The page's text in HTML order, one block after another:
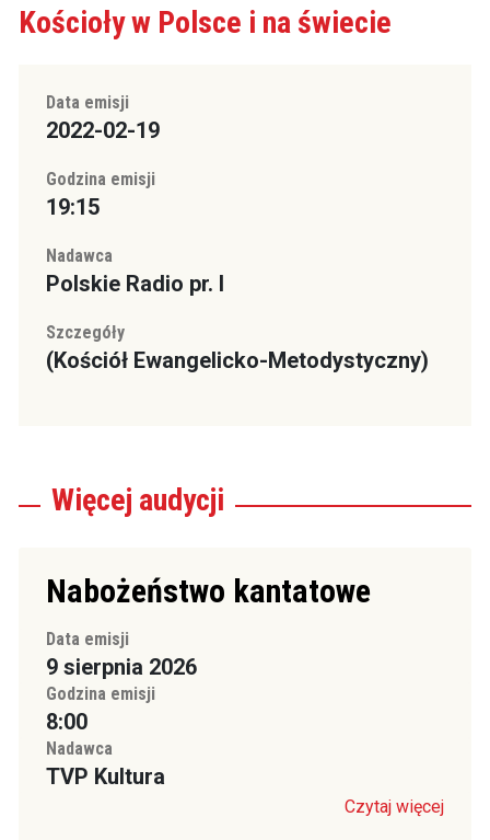
Kościoły w Polsce i na świecie
Data emisji
2022-02-19
Godzina emisji
19:15
Nadawca
Polskie Radio pr. I
Szczegóły
(Kościół Ewangelicko-Metodystyczny)
Więcej audycji
Nabożeństwo kantatowe
Data emisji
9 sierpnia 2026
Godzina emisji
8:00
Nadawca
TVP Kultura
Czytaj więcej